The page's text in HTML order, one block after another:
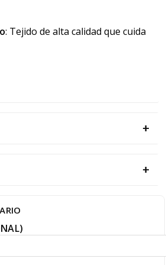
: Tejido de alta calidad que cuida
+
+